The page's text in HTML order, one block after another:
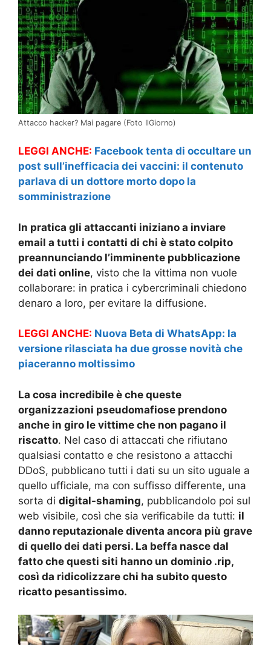
Attacco hacker? Mai pagare (Foto IlGiorno)
LEGGI ANCHE: Facebook tenta di occultare un
post sull’inefficacia dei vaccini: il contenuto
parlava di un dottore morto dopo la
somministrazione
In pratica gli attaccanti iniziano a inviare
email a tutti i contatti di chi è stato colpito
preannunciando l’imminente pubblicazione
dei dati online, visto che la vittima non vuole
collaborare: in pratica i cybercriminali chiedono
denaro a loro, per evitare la diffusione.
LEGGI ANCHE: Nuova Beta di WhatsApp: la
versione rilasciata ha due grosse novità che
piaceranno moltissimo
La cosa incredibile è che queste
organizzazioni pseudomafiose prendono
anche in giro le vittime che non pagano il
riscatto. Nel caso di attaccati che rifiutano
qualsiasi contatto e che resistono a attacchi
DDoS, pubblicano tutti i dati su un sito uguale a
quello ufficiale, ma con suffisso differente, una
sorta di digital-shaming, pubblicandolo poi sul
web visibile, così che sia verificabile da tutti: il
danno reputazionale diventa ancora più grave
di quello dei dati persi. La beffa nasce dal
fatto che questi siti hanno un dominio .rip,
così da ridicolizzare chi ha subito questo
ricatto pesantissimo.